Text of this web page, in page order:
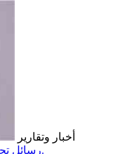
أخبار وتقارير
رسائل تحذيرية تغزو هواتف سكان صنعاء.. ما القصة؟.